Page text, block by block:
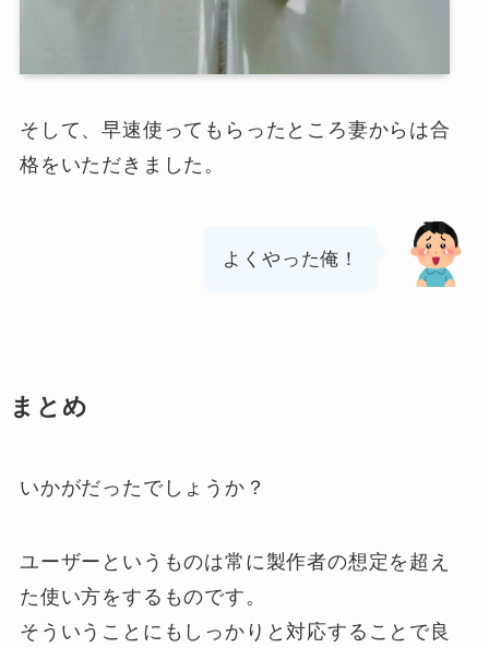
そして、早速使ってもらったところ妻からは合
格をいただきました。
よくやった俺！
まとめ
いかがだったでしょうか？
ユーザーというものは常に製作者の想定を超え
た使い方をするものです。
そういうことにもしっかりと対応することで良